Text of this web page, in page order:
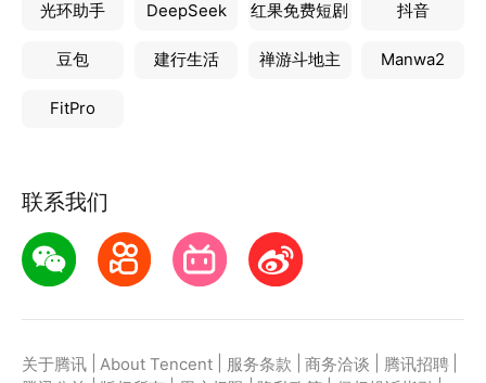
光环助手 DeepSeek 红果免费短剧 抖音
豆包 建行生活 禅游斗地主 Manwa2
FitPro
联系我们
关于腾讯 About Tencent 服务条款 商务洽谈 腾讯招聘